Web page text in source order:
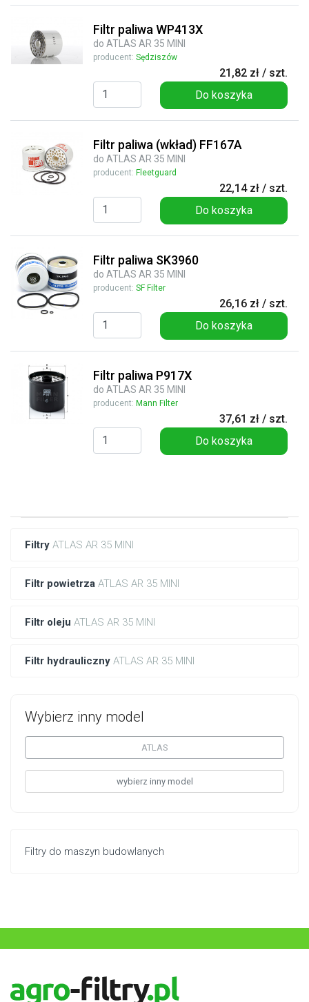
Filtry ATLAS AR 35 MINI
Filtr powietrza ATLAS AR 35 MINI
Filtr oleju ATLAS AR 35 MINI
Filtr hydrauliczny ATLAS AR 35 MINI
Wybierz inny model
ATLAS
wybierz inny model
Filtry do maszyn budowlanych
Filtr paliwa WP413X
do ATLAS AR 35 MINI
producent: Sędziszów
21,82 zł / szt.
Do koszyka
Filtr paliwa (wkład) FF167A
do ATLAS AR 35 MINI
producent: Fleetguard
22,14 zł / szt.
Do koszyka
Filtr paliwa SK3960
do ATLAS AR 35 MINI
producent: SF Filter
26,16 zł / szt.
Do koszyka
Filtr paliwa P917X
do ATLAS AR 35 MINI
producent: Mann Filter
37,61 zł / szt.
Do koszyka